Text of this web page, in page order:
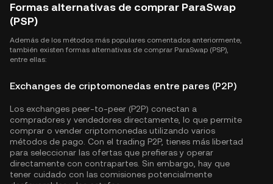
Formas alternativas de comprar ParaSwap
(PSP)
Además de los métodos más populares comentados anteriormente,
también existen formas alternativas de comprar ParaSwap (PSP),
entre ellas:
Exchanges de criptomonedas entre pares (P2P)
Los exchanges peer-to-peer (P2P) conectan a
compradores y vendedores directamente, lo que permite
comprar o vender criptomonedas utilizando varios
métodos de pago. Con el trading P2P, tienes más libertad
para seleccionar las ofertas que prefieras y operar
directamente con contrapartes. Sin embargo, hay que
tener cuidado con las comisiones potencialmente